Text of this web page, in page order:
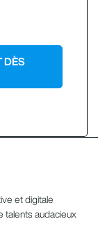
DÈS
et digitale
talents audacieux